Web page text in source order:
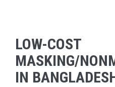
LOW-COST
MASKING/
IN